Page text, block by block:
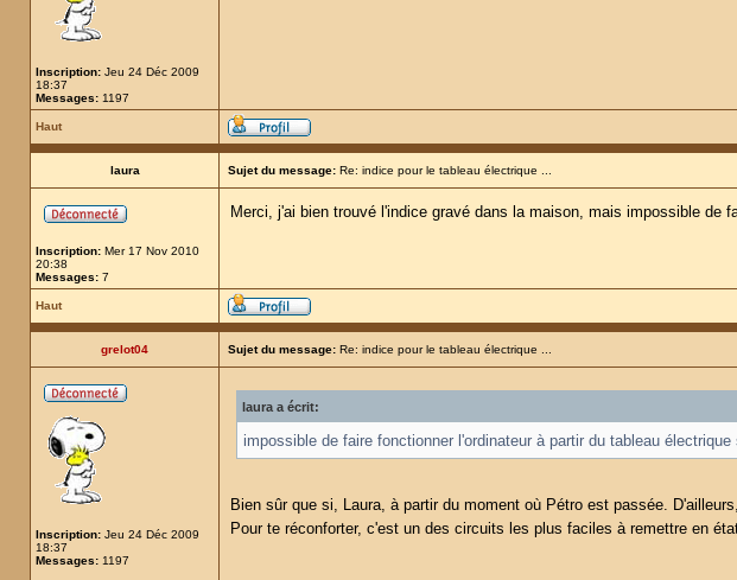
Inscription: Jeu 24 Déc 2009
18:37
Messages: 1197
Haut
laura Sujet du message: Re: indice pour le tableau électrique ...
Inscription: Mer 17 Nov 2010
20:38
Messages: 7
Merci, j'ai bien trouvé l'indice gravé dans la maison, mais impossible de
Haut
grelot04 Sujet du message: Re: indice pour le tableau électrique ...
Inscription: Jeu 24 Déc 2009
18:37
Messages: 1197
laura a écrit:
impossible de faire fonctionner l'ordinateur à partir du tableau
Bien sûr que si, Laura, à partir du moment où Pétro est passée.
Pour te réconforter, c'est un des circuits les plus faciles à remettre en